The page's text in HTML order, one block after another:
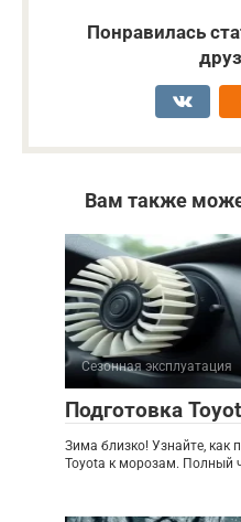
Понравилась
Вам также
Сезонная эксплуатация
Подготовка
Зима близко! Узнайте, как
Toyota к морозам. Полный